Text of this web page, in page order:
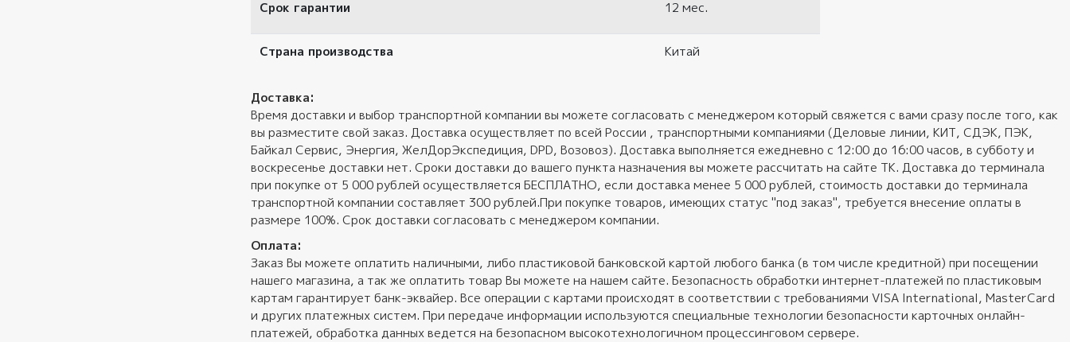
Срок гарантии 12 мес.
Страна производства Китай
Доставка:
Время доставки и выбор транспортной компании вы можете согласовать с менеджером который свяжется с вами сразу после того, как
вы разместите свой заказ. Доставка осуществляет по всей России , транспортными компаниями (Деловые линии, КИТ, СДЭК, ПЭК,
Байкал Сервис, Энергия, ЖелДорЭкспедиция, DPD, Возовоз). Доставка выполняется ежедневно с 12:00 до 16:00 часов, в субботу и
воскресенье доставки нет. Сроки доставки до вашего пункта назначения вы можете рассчитать на сайте ТК. Доставка до терминала
при покупке от 5 000 рублей осуществляется БЕСПЛАТНО, если доставка менее 5 000 рублей, стоимость доставки до терминала
транспортной компании составляет 300 рублей.При покупке товаров, имеющих статус "под заказ", требуется внесение оплаты в
размере 100%. Срок доставки согласовать с менеджером компании.
Оплата:
Заказ Вы можете оплатить наличными, либо пластиковой банковской картой любого банка (в том числе кредитной) при посещении
нашего магазина, а так же оплатить товар Вы можете на нашем сайте. Безопасность обработки интернет-платежей по пластиковым
картам гарантирует банк-эквайер. Все операции с картами происходят в соответствии с требованиями VISA International, MasterCard
и других платежных систем. При передаче информации используются специальные технологии безопасности карточных онлайн-
платежей, обработка данных ведется на безопасном высокотехнологичном процессинговом сервере.